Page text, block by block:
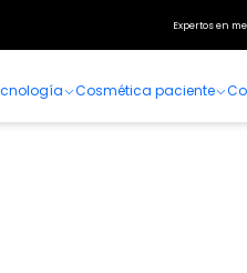
Cosmética paciente
Expertos en